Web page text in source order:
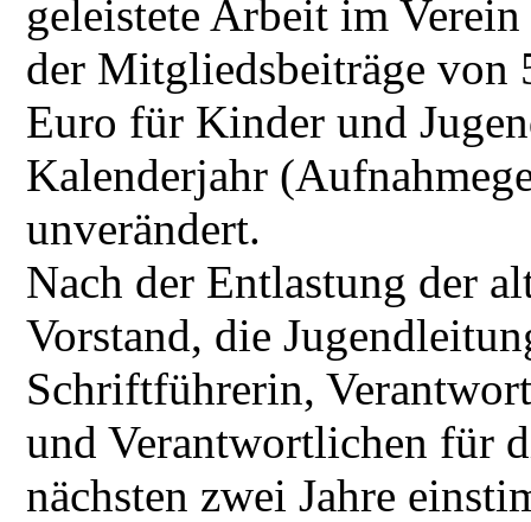
geleistete Arbeit im
der Mitgliedsbeiträge von
Euro für Kinder und
Kalenderjahr
unverändert.
Nach der Entlastung der
Vorstand, die
Schriftführerin,
und Verantwortlichen für
nächsten zwei Jahre